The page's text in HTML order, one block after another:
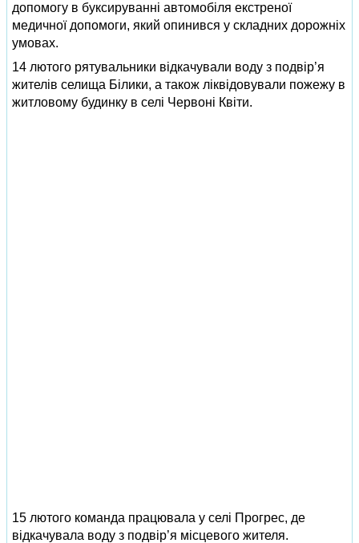
допомогу в буксируванні автомобіля екстреної
медичної допомоги, який опинився у складних дорожніх
умовах.
14 лютого рятувальники відкачували воду з подвір’я
жителів селища Білики, а також ліквідовували пожежу в
житловому будинку в селі Червоні Квіти.
15 лютого команда працювала у селі Прогрес, де
відкачувала воду з подвір’я місцевого жителя.